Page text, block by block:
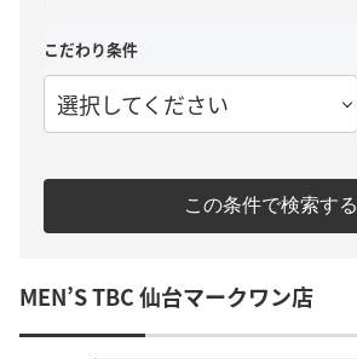
こだわり条件
選択してください
この条件で検索する
MEN’S TBC 仙台マークワン店